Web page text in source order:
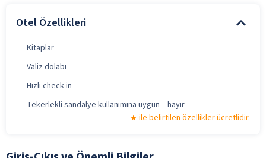
Otel Özellikleri
Kitaplar
Valiz dolabı
Hızlı check-in
Tekerlekli sandalye kullanımına uygun – hayır
ile belirtilen özellikler ücretlidir.